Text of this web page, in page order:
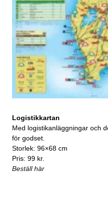
Logistikkartan
Med logistikanläggningar och
för godset.
Storlek: 96×68 cm
Pris: 99 kr.
Beställ här